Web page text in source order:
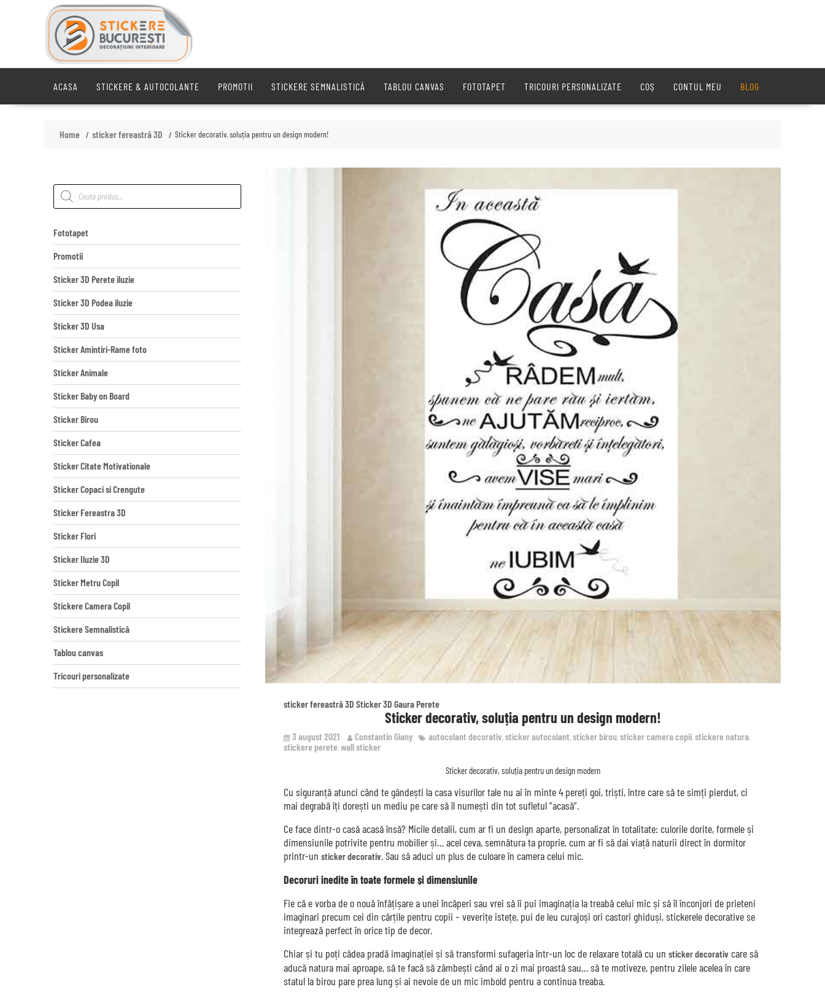
ACASA STICKERE & AUTOCOLANTE PROMOTII STICKERE SEMNALISTICĂ TABLOU CANVAS FOTOTAPET TRICOURI PERSONALIZATE COȘ CONTUL MEU BLOG
Home sticker fereastră 3D Sticker decorativ, soluția pentru un design modern!
sticker fereastră 3D Sticker 3D Gaura Perete
Sticker decorativ, soluția pentru un design modern!
3 august 2021 Constantin Giany autocolant decorativ,sticker autocolant,sticker birou,sticker camera copii,stickere natura,
stickere perete,wall sticker
Sticker decorativ, soluția pentru un design modern
Cu siguranță atunci când te gândești la casa visurilor tale nu ai în minte 4 pereți goi, triști, între care să te simți pierdut, ci
mai degrabă îți dorești un mediu pe care să îl numești din tot sufletul ”acasă”.
Ce face dintr-o casă acasă însă? Micile detalii, cum ar fi un design aparte, personalizat în totalitate: culorile dorite, formele și
dimensiunile potrivite pentru mobilier și… acel ceva, semnătura ta proprie, cum ar fi să dai viață naturii direct în dormitor
printr-un sticker decorativ. Sau să aduci un plus de culoare în camera celui mic.
Decoruri inedite în toate formele și dimensiunile
Fie că e vorba de o nouă înfățișare a unei încăperi sau vrei să îi pui imaginația la treabă celui mic și să îl înconjori de prieteni
imaginari precum cei din cărțile pentru copii – veverițe istețe, pui de leu curajoși ori castori ghiduși, stickerele decorative se
integrează perfect în orice tip de decor.
Chiar și tu poți cădea pradă imaginației și să transformi sufageria într-un loc de relaxare totală cu un sticker decorativ care să
aducă natura mai aproape, să te facă să zâmbești când ai o zi mai proastă sau… să te motiveze, pentru zilele acelea în care
statul la birou pare prea lung și ai nevoie de un mic imbold pentru a continua treaba.
Products
search
Fototapet
Promotii
Sticker 3D Perete iluzie
Sticker 3D Podea iluzie
Sticker 3D Usa
Sticker Amintiri-Rame foto
Sticker Animale
Sticker Baby on Board
Sticker Birou
Sticker Cafea
Sticker Citate Motivationale
Sticker Copaci si Crengute
Sticker Fereastra 3D
Sticker Flori
Sticker Iluzie 3D
Sticker Metru Copil
Stickere Camera Copil
Stickere Semnalistică
Tablou canvas
Tricouri personalizate